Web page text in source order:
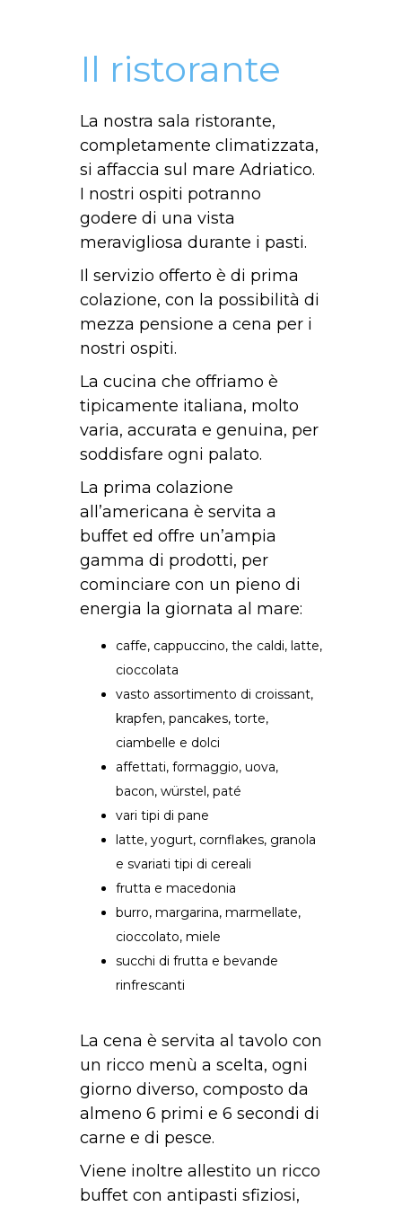
Il ristorante
La nostra sala ristorante,
completamente climatizzata,
si affaccia sul mare Adriatico.
I nostri ospiti potranno
godere di una vista
meravigliosa durante i pasti.
Il servizio offerto è di prima
colazione, con la possibilità di
mezza pensione a cena per i
nostri ospiti.
La cucina che offriamo è
tipicamente italiana, molto
varia, accurata e genuina, per
soddisfare ogni palato.
La prima colazione
all’americana è servita a
buffet ed offre un’ampia
gamma di prodotti, per
cominciare con un pieno di
energia la giornata al mare:
caffe, cappuccino, the caldi, latte,
cioccolata
vasto assortimento di croissant,
krapfen, pancakes, torte,
ciambelle e dolci
affettati, formaggio, uova,
bacon, würstel, paté
vari tipi di pane
latte, yogurt, cornflakes, granola
e svariati tipi di cereali
frutta e macedonia
burro, margarina, marmellate,
cioccolato, miele
succhi di frutta e bevande
rinfrescanti
La cena è servita al tavolo con
un ricco menù a scelta, ogni
giorno diverso, composto da
almeno 6 primi e 6 secondi di
carne e di pesce.
Viene inoltre allestito un ricco
buffet con antipasti sfiziosi,